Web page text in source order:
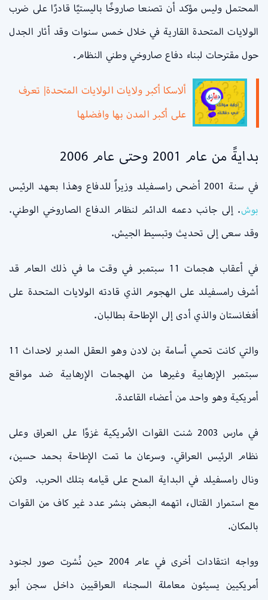
المحتمل وليس مؤكد أن تصنعا صاروخًا باليستيًا قادرًا على ضرب
الولايات المتحدة القارية في خلال خمس سنوات وقد أثار الجدل
حول مقترحات لبناء دفاع صاروخي وطني النظام.
ألاسكا أكبر ولايات الولايات المتحدة| تعرف
على أكبر المدن بها وافضلها
بدايةً من عام 2001 وحتى عام 2006
في سنة 2001 أضحى رامسفيلد وزيراً للدفاع وهذا بعهد الرئيس
بوش. إلى جانب دعمه الدائم لنظام الدفاع الصاروخي الوطني.
وقد سعى إلى تحديث وتبسيط الجيش.
في أعقاب هجمات 11 سبتمبر في وقت ما في ذلك العام قد
أشرف رامسفيلد على الهجوم الذي قادته الولايات المتحدة على
أفغانستان والذي أدى إلى الإطاحة بطالبان.
والتي كانت تحمي أسامة بن لادن وهو العقل المدبر لاحداث 11
سبتمبر الإرهابية وغيرها من الهجمات الإرهابية ضد مواقع
أمريكية وهو واحد من أعضاء القاعدة.
في مارس 2003 شنت القوات الأمريكية غزوًا على العراق وعلى
نظام الرئيس العراقي. وسرعان ما تمت الإطاحة بحمد حسين،
ونال رامسفيلد في البداية المدح على قيامه بتلك الحرب. ولكن
مع استمرار القتال، اتهمه البعض بنشر عدد غير كاف من القوات
بالمكان.
وواجه انتقادات أخرى في عام 2004 حين نُشرت صور لجنود
أمريكيين يسيئون معاملة السجناء العراقيين داخل سجن أبو